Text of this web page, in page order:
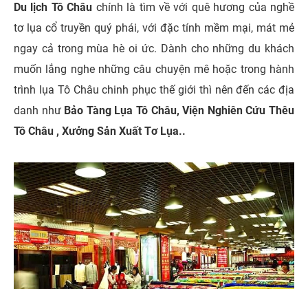
Du lịch Tô Châu chính là tìm về với quê hương của nghề
tơ lụa cổ truyền quý phái, với đặc tính mềm mại, mát mẻ
ngay cả trong mùa hè oi ức. Dành cho những du khách
muốn lắng nghe những câu chuyện mê hoặc trong hành
trình lụa Tô Châu chinh phục thế giới thì nên đến các địa
danh như Bảo Tàng Lụa Tô Châu, Viện Nghiên Cứu Thêu
Tô Châu , Xưởng Sản Xuất Tơ Lụa..